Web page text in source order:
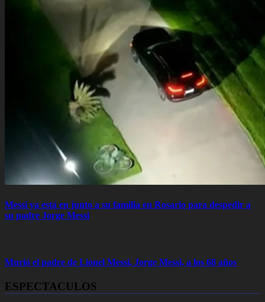
Messi ya está en junto a su familia en Rosario para despedir a
su padre Jorge Messi
Murió el padre de Lionel Messi, Jorge Messi, a los 68 años
ESPECTACULOS